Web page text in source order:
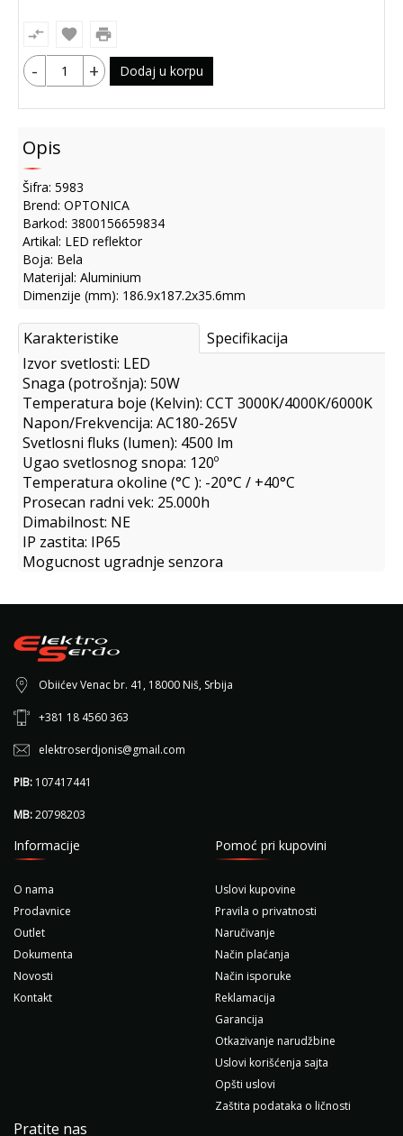
compare_arrows favorite print
- + Dodaj u korpu
Opis
Šifra: 5983
Brend: OPTONICA
Barkod: 3800156659834
Artikal: LED reflektor
Boja: Bela
Materijal: Aluminium
Dimenzije (mm): 186.9x187.2x35.6mm
Karakteristike
Specifikacija
Izvor svetlosti: LED
Snaga (potrošnja): 50W
Temperatura boje (Kelvin): CCT 3000K/4000K/6000K
Napon/Frekvencija: AC180-265V
Svetlosni fluks (lumen): 4500 lm
Ugao svetlosnog snopa: 120º
Temperatura okoline (°C ): -20°C / +40°C
Prosecan radni vek: 25.000h
Dimabilnost: NE
IP zastita: IP65
Mogucnost ugradnje senzora
Obiićev Venac br. 41, 18000 Niš, Srbija
+381 18 4560 363
elektroserdjonis@gmail.com
PIB: 107417441
MB:20798203
Informacije
O nama
Prodavnice
Outlet
Dokumenta
Novosti
Kontakt
Pomoć pri kupovini
Uslovi kupovine
Pravila o privatnosti
Naručivanje
Način plaćanja
Način isporuke
Reklamacija
Garancija
Otkazivanje narudžbine
Uslovi korišćenja sajta
Opšti uslovi
Zaštita podataka o ličnosti
Pratite nas